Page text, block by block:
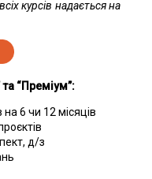
курсів надається на
“Преміум”:
на 6 чи 12 місяців
д/з